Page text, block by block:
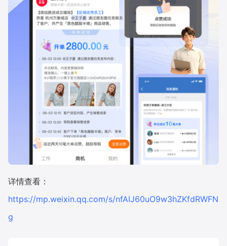
详情查看：
https://mp.weixin.qq.com/s/nfAIJ60uO9w3hZKfdRWFN
g